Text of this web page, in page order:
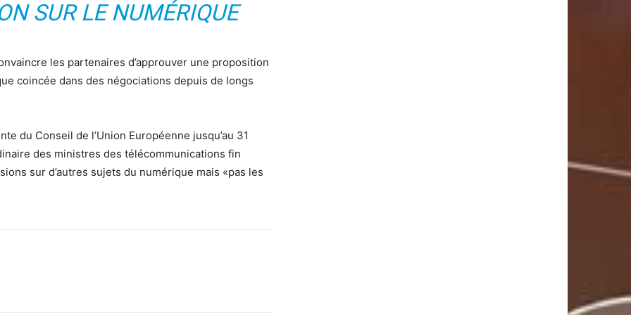
SUR LE NUMÉRIQUE
les partenaires d’approuver une proposition
coincée dans des négociations depuis de longs
du Conseil de l’Union Européenne jusqu’au 31
des ministres des télécommunications fin
sur d’autres sujets du numérique mais «pas les